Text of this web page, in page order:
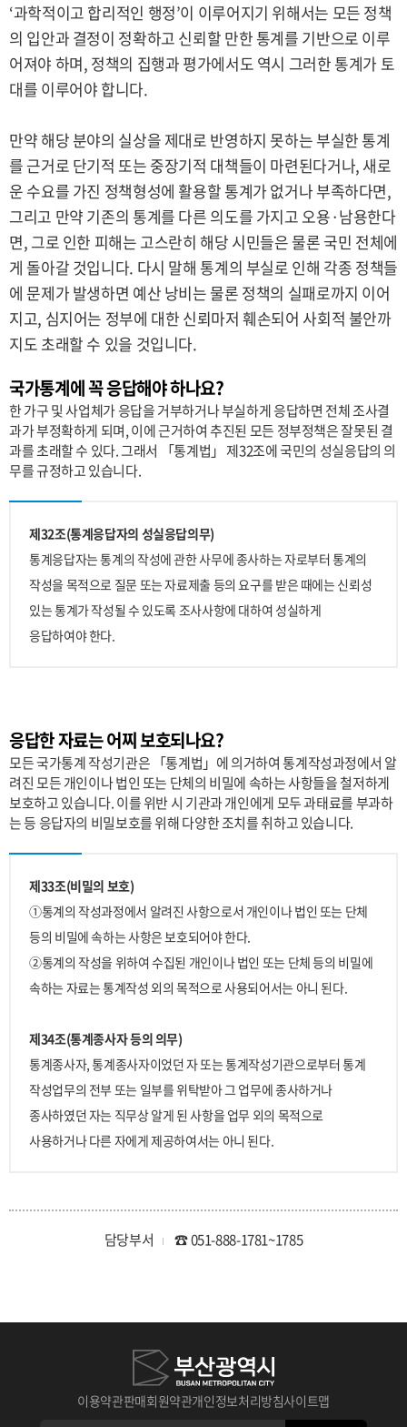
‘과학적이고 합리적인 행정’이 이루어지기 위해서는 모든 정책
의 입안과 결정이 정확하고 신뢰할 만한 통계를 기반으로 이루
어져야 하며, 정책의 집행과 평가에서도 역시 그러한 통계가 토
대를 이루어야 합니다.
만약 해당 분야의 실상을 제대로 반영하지 못하는 부실한 통계
를 근거로 단기적 또는 중장기적 대책들이 마련된다거나, 새로
운 수요를 가진 정책형성에 활용할 통계가 없거나 부족하다면,
그리고 만약 기존의 통계를 다른 의도를 가지고 오용·남용한다
면, 그로 인한 피해는 고스란히 해당 시민들은 물론 국민 전체에
게 돌아갈 것입니다. 다시 말해 통계의 부실로 인해 각종 정책들
에 문제가 발생하면 예산 낭비는 물론 정책의 실패로까지 이어
지고, 심지어는 정부에 대한 신뢰마저 훼손되어 사회적 불안까
지도 초래할 수 있을 것입니다.
국가통계에 꼭 응답해야 하나요?
한 가구 및 사업체가 응답을 거부하거나 부실하게 응답하면 전체 조사결
과가 부정확하게 되며, 이에 근거하여 추진된 모든 정부정책은 잘못된 결
과를 초래할 수 있다. 그래서 「통계법」 제32조에 국민의 성실응답의 의
무를 규정하고 있습니다.
제32조(통계응답자의 성실응답의무)
통계응답자는 통계의 작성에 관한 사무에 종사하는 자로부터 통계의
작성을 목적으로 질문 또는 자료제출 등의 요구를 받은 때에는 신뢰성
있는 통계가 작성될 수 있도록 조사사항에 대하여 성실하게
응답하여야 한다.
응답한 자료는 어찌 보호되나요?
모든 국가통계 작성기관은 「통계법」에 의거하여 통계작성과정에서 알
려진 모든 개인이나 법인 또는 단체의 비밀에 속하는 사항들을 철저하게
보호하고 있습니다. 이를 위반 시 기관과 개인에게 모두 과태료를 부과하
는 등 응답자의 비밀보호를 위해 다양한 조치를 취하고 있습니다.
제33조(비밀의 보호)
①통계의 작성과정에서 알려진 사항으로서 개인이나 법인 또는 단체
등의 비밀에 속하는 사항은 보호되어야 한다.
②통계의 작성을 위하여 수집된 개인이나 법인 또는 단체 등의 비밀에
속하는 자료는 통계작성 외의 목적으로 사용되어서는 아니 된다.
제34조(통계종사자 등의 의무)
통계종사자, 통계종사자이었던 자 또는 통계작성기관으로부터 통계
작성업무의 전부 또는 일부를 위탁받아 그 업무에 종사하거나
종사하였던 자는 직무상 알게 된 사항을 업무 외의 목적으로
사용하거나 다른 자에게 제공하여서는 아니 된다.
담당부서 ☎ 051-888-1781~1785
이용약관판매회원약관개인정보처리방침사이트맵